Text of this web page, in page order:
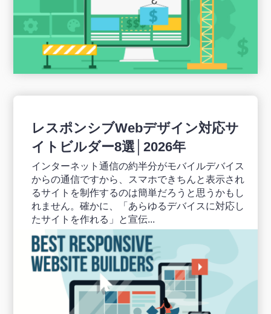
レスポンシブWebデザイン対応サ
イトビルダー8選│2026年
インターネット通信の約半分がモバイルデバイス
からの通信ですから、スマホできちんと表示され
るサイトを制作するのは簡単だろうと思うかもし
れません。確かに、「あらゆるデバイスに対応し
たサイトを作れる」と宣伝...